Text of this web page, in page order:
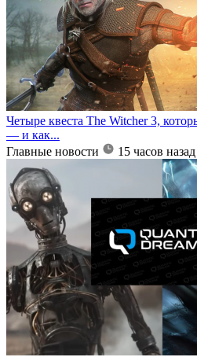
Четыре квеста The Witcher 3,
— и как...
Главные новости
15 часов назад